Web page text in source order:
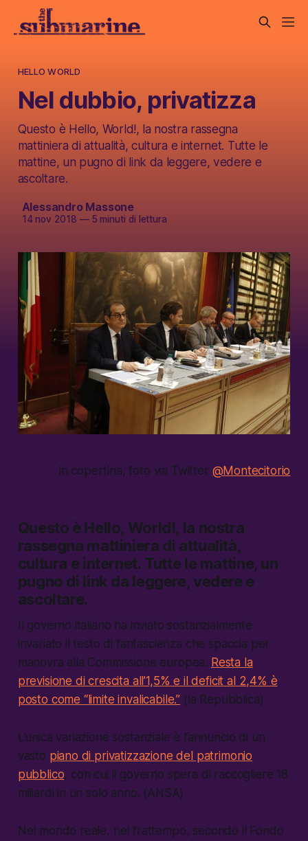
HELLO WORLD
Nel dubbio, privatizza
Questo è Hello, World!, la nostra rassegna
mattiniera di attualità, cultura e internet. Tutte le
mattine, un pugno di link da leggere, vedere e
ascoltare.
Alessandro Massone
14 nov 2018 —5 minuti di lettura
in copertina, foto via Twitter @Montecitorio
Questo è Hello, World!, la nostra
rassegna mattiniera di attualità,
cultura e internet. Tutte le mattine, un
pugno di link da leggere, vedere e
ascoltare.
Il governo italiano ha inviato sostanzialmente
invariato il testo di fantascienza che spaccia per
manovra alla Commissione europea. Resta la
previsione di crescita all’1,5% e il deficit al 2,4% è
posto come “limite invalicabile.” (la Repubblica)
L’unica variazione sostanziale è l’annuncio di un
vasto piano di privatizzazione del patrimonio
pubblico, con cui il governo spera di raccogliere 18
miliardi in un solo anno. (ANSA)
Nel mondo reale, nel frattempo, secondo il Fondo